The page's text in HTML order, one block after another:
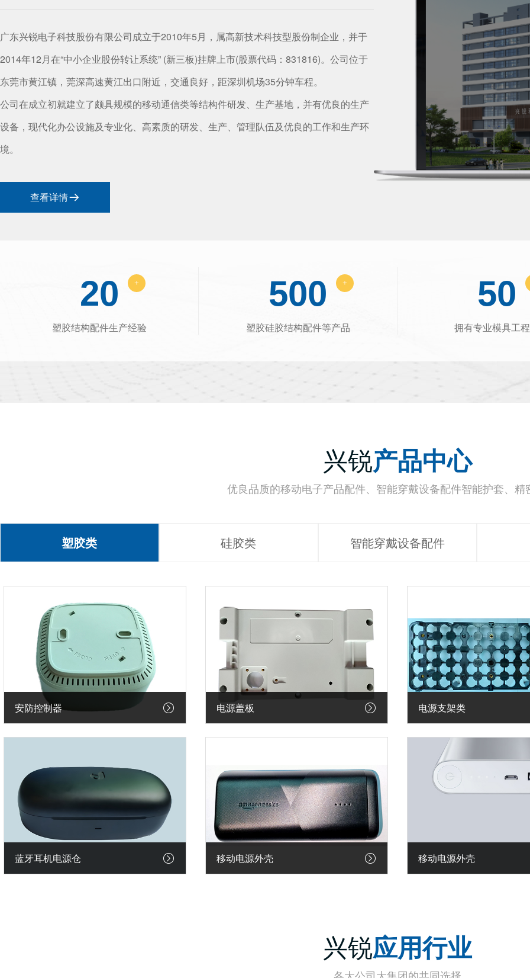
广东兴锐电子科技股份有限公司成立于2010年5月，属高新技术科技型股份制企业，并于
2014年12月在“中小企业股份转让系统” (新三板)挂牌上市(股票代码：831816)。公司位于
东莞市黄江镇，莞深高速黄江出口附近，交通良好，距深圳机场35分钟车程。
公司在成立初就建立了颇具规模的移动通信类等结构件研发、生产基地，并有优良的生产
设备，现代化办公设施及专业化、高素质的研发、生产、管理队伍及优良的工作和生产环
境。
查看详情
20 +
塑胶结构配件生产经验
500 +
塑胶硅胶结构配件等产品
50
拥有专业模具工
兴锐产品中心
优良品质的移动电子产品配件、智能穿戴设备配件智能护套、精
塑胶类 硅胶类 智能穿戴设备配件
安防控制器 电源盖板 电源支架类
蓝牙耳机电源仓 移动电源外壳 移动电源外壳
兴锐应用行业